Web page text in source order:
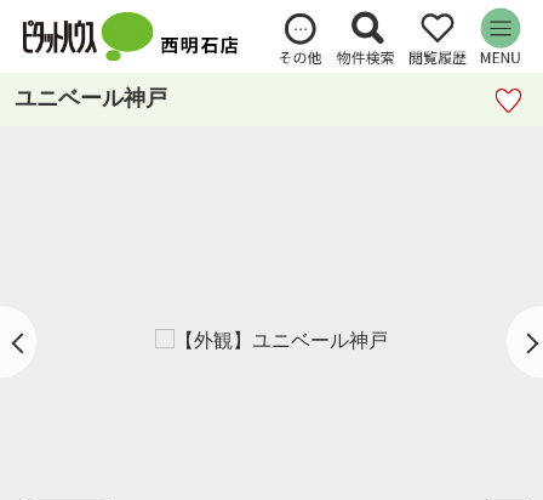
ユニベール神戸